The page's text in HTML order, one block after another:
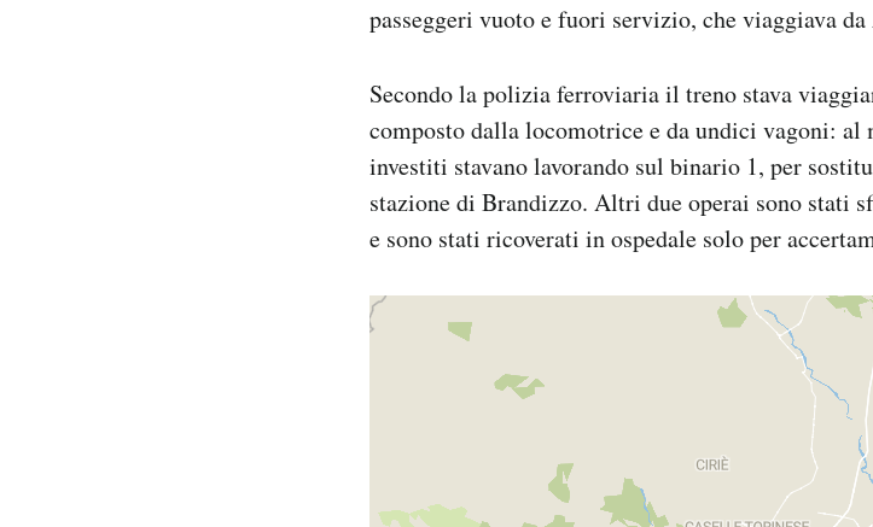
passeggeri vuoto e fuori servizio, che viaggiava
Secondo la polizia ferroviaria il treno stava
composto dalla locomotrice e da undici vagoni:
investiti stavano lavorando sul binario 1, per
stazione di Brandizzo. Altri due operai sono stati
e sono stati ricoverati in ospedale solo per